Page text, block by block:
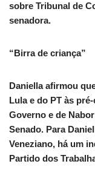
sobre Tribunal de
senadora.
“Birra de criança”
Daniella afirmou
Lula e do PT às
Governo e de
Senado. Para
Veneziano, há um
Partido dos